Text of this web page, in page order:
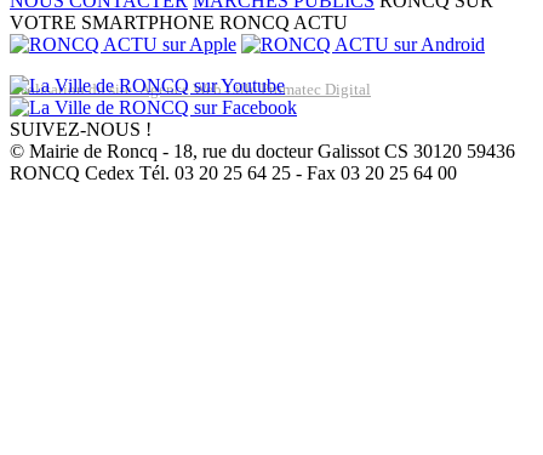
VOTRE SMARTPHONE RONCQ ACTU
Réalisation du site: Agence Web Lille Promatec Digital
SUIVEZ-NOUS !
© Mairie de Roncq - 18, rue du docteur Galissot CS 30120 59436
RONCQ Cedex Tél. 03 20 25 64 25 - Fax 03 20 25 64 00